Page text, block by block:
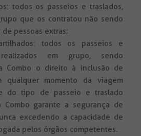
todos os passeios e traslados,
que os contratou não sendo
pessoas extras;
todos os passeios e
em grupo, sendo
Combo o direito à inclusão de
qualquer momento da viagem
do tipo de passeio e traslado
Combo garante a segurança de
excedendo a capacidade de
pelos órgãos competentes.